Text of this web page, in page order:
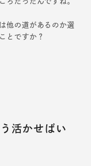
他の道があるのか選
とですか？
活かせばい